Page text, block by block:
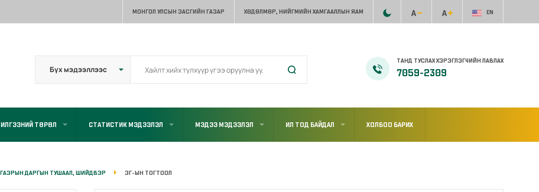
МОНГОЛ УЛСЫН ЗАСГИЙН ГАЗАР ХӨДӨЛМӨР, НИЙГМИЙН ХАМГААЛЛЫН ЯАМ EN
ТАНД ТУСЛАХ ХЭРЭГЛЭГЧИЙН ЛАВЛАХ
7059-2309
ТӨРӨЛ СТАТИСТИК МЭДЭЭЛЭЛ МЭДЭЭ МЭДЭЭЛЭЛ ИЛ ТОД БАЙДАЛ ХОЛБОО БАРИХ
ГАЗРЫН ДАРГЫН ТУШААЛ, ШИЙДВЭР ЗГ-ЫН ТОГТООЛ